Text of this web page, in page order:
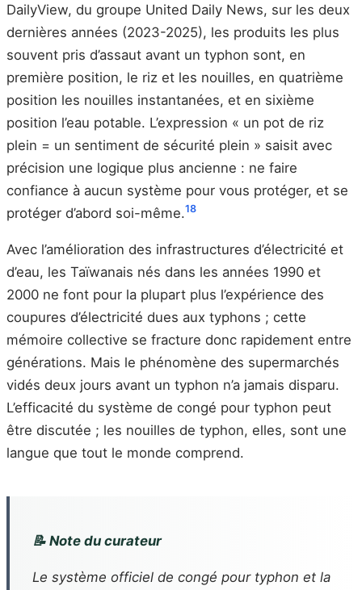
DailyView, du groupe United Daily News, sur les deux
dernières années (2023-2025), les produits les plus
souvent pris d’assaut avant un typhon sont, en
première position, le riz et les nouilles, en quatrième
position les nouilles instantanées, et en sixième
position l’eau potable. L’expression « un pot de riz
plein = un sentiment de sécurité plein » saisit avec
précision une logique plus ancienne : ne faire
confiance à aucun système pour vous protéger, et se
protéger d’abord soi-même.18
Avec l’amélioration des infrastructures d’électricité et
d’eau, les Taïwanais nés dans les années 1990 et
2000 ne font pour la plupart plus l’expérience des
coupures d’électricité dues aux typhons ; cette
mémoire collective se fracture donc rapidement entre
générations. Mais le phénomène des supermarchés
vidés deux jours avant un typhon n’a jamais disparu.
L’efficacité du système de congé pour typhon peut
être discutée ; les nouilles de typhon, elles, sont une
langue que tout le monde comprend.
📝 Note du curateur
Le système officiel de congé pour typhon et la